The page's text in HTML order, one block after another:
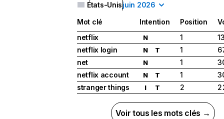
États-Unisjuin 2026
Mot clé Intention Position
netflix
N 1
netflix login
N T 1
net
N 1
netflix account
N T 1
stranger things
I T 2 2
Voir tous les mots clés →